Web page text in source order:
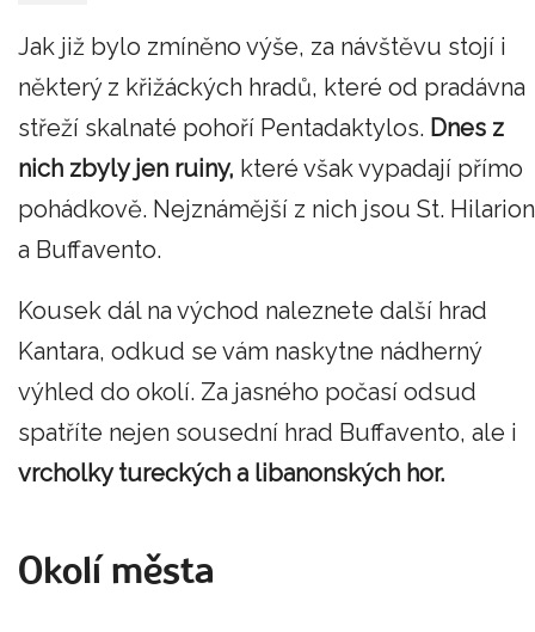
Jak již bylo zmíněno výše, za návštěvu stojí i
některý z křižáckých hradů, které od pradávna
střeží skalnaté pohoří Pentadaktylos. Dnes z
nich zbyly jen ruiny, které však vypadají přímo
pohádkově. Nejznámější z nich jsou St. Hilarion
a Buffavento.
Kousek dál na východ naleznete další hrad
Kantara, odkud se vám naskytne nádherný
výhled do okolí. Za jasného počasí odsud
spatříte nejen sousední hrad Buffavento, ale i
vrcholky tureckých a libanonských hor.
Okolí města